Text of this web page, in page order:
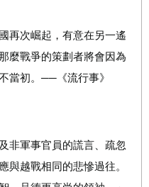
再次崛起，有意在另一遙
麼戰爭的策劃者將會因為
當初。 ── 《流行事》
非軍事官員的謊言、疏忽
與越戰相同的悲慘過往。